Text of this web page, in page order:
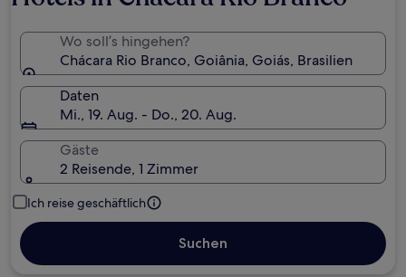
Wo soll’s hingehen?
Chácara Rio Branco, Goiânia, Goiás, Brasilien
Daten
Mi., 19. Aug. - Do., 20. Aug.
Gäste
2 Reisende, 1 Zimmer
Ich reise geschäftlich
Suchen